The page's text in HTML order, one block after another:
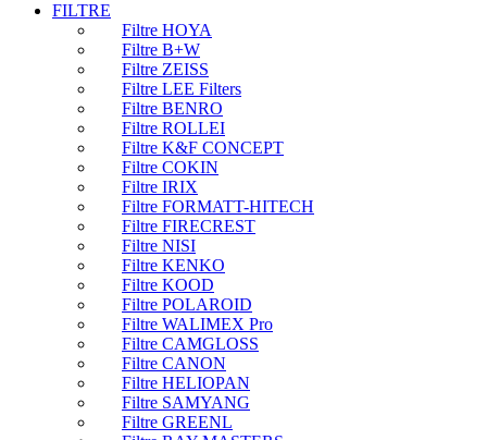
FILTRE
Filtre HOYA
Filtre B+W
Filtre ZEISS
Filtre LEE Filters
Filtre BENRO
Filtre ROLLEI
Filtre K&F CONCEPT
Filtre COKIN
Filtre IRIX
Filtre FORMATT-HITECH
Filtre FIRECREST
Filtre NISI
Filtre KENKO
Filtre KOOD
Filtre POLAROID
Filtre WALIMEX Pro
Filtre CAMGLOSS
Filtre CANON
Filtre HELIOPAN
Filtre SAMYANG
Filtre GREENL